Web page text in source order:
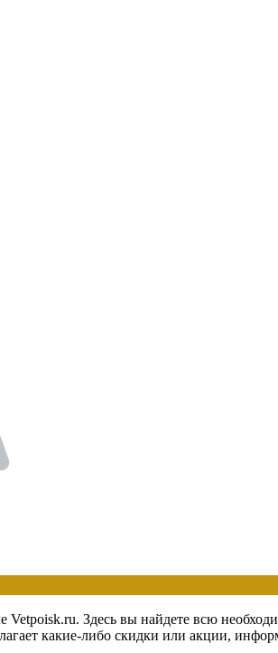
Vetpoisk.ru. Здесь вы найдете всю
какие-либо скидки или акции,